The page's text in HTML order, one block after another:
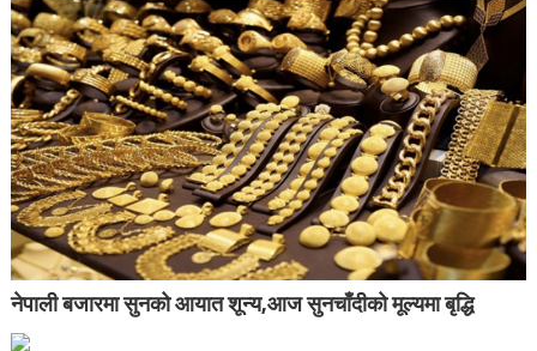
नेपाली बजारमा सुनको आयात शून्य,आज सुनचाँदीको मूल्यमा बृद्धि